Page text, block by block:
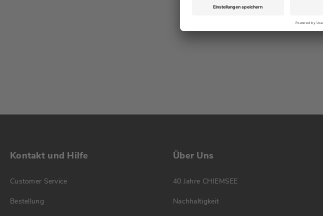
Kontakt und Hilfe
Customer Service
Bestellung
Über Uns
40 Jahre CHIEMSEE
Nachhaltigkeit